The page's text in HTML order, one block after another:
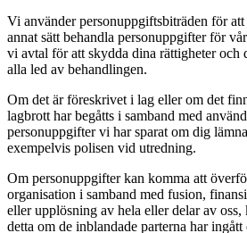
Vi använder personuppgiftsbiträden för
annat sätt behandla personuppgifter för
vi avtal för att skydda dina rättigheter och
alla led av behandlingen.
Om det är föreskrivet i lag eller om det
lagbrott har begåtts i samband med
personuppgifter vi har sparat om dig
exempelvis polisen vid utredning.
Om personuppgifter kan komma att
organisation i samband med fusion,
eller upplösning av hela eller delar av
detta om de inblandade parterna har ingått